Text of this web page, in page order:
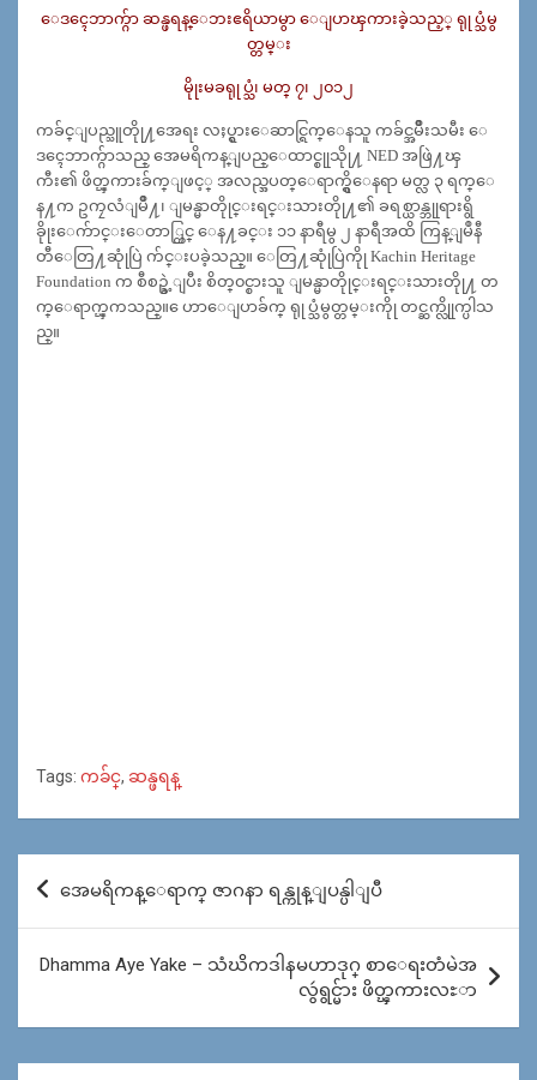
ေဒၚေဘာက္ဂ်ာ ဆန္ဖရန္ေဘးဧရိယာမွာ ေျပာၾကားခဲ့သည့္ ရုုပ္သံမွ
တ္တမ္း
မိုုးမခရုုပ္သံ၊ မတ္ ၇၊ ၂၀၁၂
ကခ်င္ျပည္သူတိုု႔အေရး လႈပ္ရွားေဆာင္ရြက္ေနသူ ကခ်င္အမ်ဳိးသမီး ေ
ဒၚေဘာက္ဂ်ာသည္ အေမရိကန္ျပည္ေထာင္စုုသိုု႔ NED အဖြဲ႔ၾ
ကီး၏ ဖိတ္ၾကားခ်က္ျဖင့္ အလည္အပတ္ေရာက္ရွိေနရာ မတ္လ ၃ ရက္ေ
န႔က ဥကၠလံျမိဳ႔၊ ျမန္မာတိုုင္းရင္းသားတိုု႔၏ ခရစ္ယာန္ဘုုရားရွိ
ခိုုးေက်ာင္းေတာ္တြင္ ေန႔ခင္း ၁၁ နာရီမွ ၂ နာရီအထိ ကြန္ျမဳနီ
တီေတြ႔ဆုုံပြဲ က်င္းပခဲ့သည္။ ေတြ႔ဆုုံပြဲကိုု Kachin Heritage
Foundation က စီစဥ္ခဲ့ျပီး စိတ္၀င္စားသူ ျမန္မာတိုုင္းရင္းသားတိုု႔ တ
က္ေရာက္ၾကသည္။ ေဟာေျပာခ်က္ ရုုပ္သံမွတ္တမ္းကိုု တင္ဆက္လိုုက္ပါသ
ည္။
Tags: ကခ်င္, ဆန္ဖရန္
Post
navigation
အေမရိကန္ေရာက္ ဇာဂနာ ရန္ကုန္ျပန္ပါျပီ
Dhamma Aye Yake – သံဃိကဒါနမဟာဒုဂ္ စာေရးတံမဲအ
လွဴရွင္မ်ား ဖိတ္ၾကားလႊာ